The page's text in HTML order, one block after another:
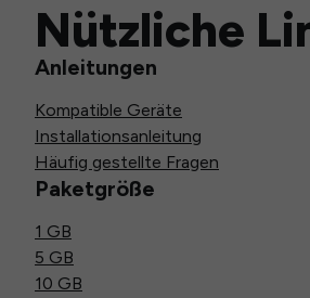
Nützliche
Anleitungen
Kompatible Geräte
Installationsanleitung
Häufig gestellte Fragen
Paketgröße
1 GB
5 GB
10 GB